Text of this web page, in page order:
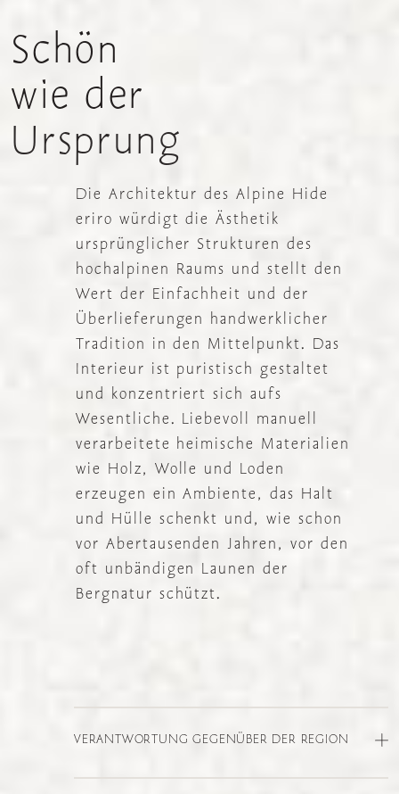
Schön
wie der
Ursprung
Die Architektur des Alpine Hide
eriro würdigt die Ästhetik
ursprünglicher Strukturen des
hochalpinen Raums und stellt den
Wert der Einfachheit und der
Überlieferungen handwerklicher
Tradition in den Mittelpunkt. Das
Interieur ist puristisch gestaltet
und konzentriert sich aufs
Wesentliche. Liebevoll manuell
verarbeitete heimische Materialien
wie Holz, Wolle und Loden
erzeugen ein Ambiente, das Halt
und Hülle schenkt und, wie schon
vor Abertausenden Jahren, vor den
oft unbändigen Launen der
Bergnatur schützt.
VERANTWORTUNG GEGENÜBER DER REGION